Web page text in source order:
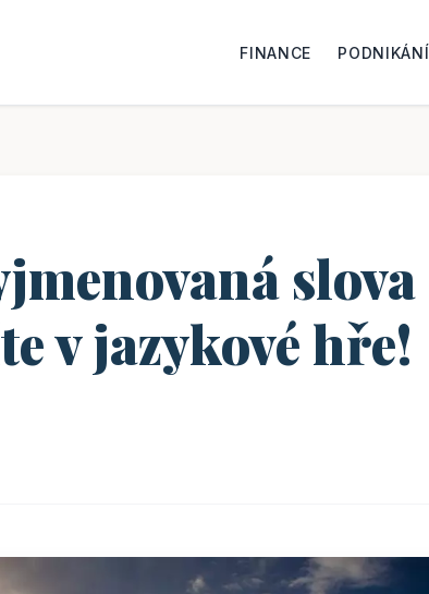
FINANCE PODNIKÁNÍ
slova
v jazykové hře!